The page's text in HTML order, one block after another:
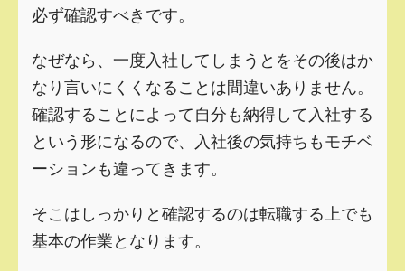
必ず確認すべきです。
なぜなら、一度入社してしまうとをその後はか
なり言いにくくなることは間違いありません。
確認することによって自分も納得して入社する
という形になるので、入社後の気持ちもモチベ
ーションも違ってきます。
そこはしっかりと確認するのは転職する上でも
基本の作業となります。